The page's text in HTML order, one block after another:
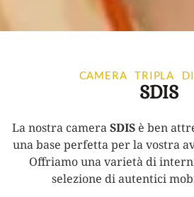
CAMERA TRIPLA
SDIS
La nostra cameraSDIS è ben
una base perfetta per la vostra
Offriamo una varietà di
selezione di autentici